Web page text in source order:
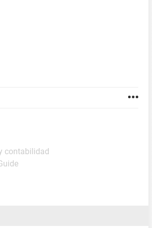
contabilidad